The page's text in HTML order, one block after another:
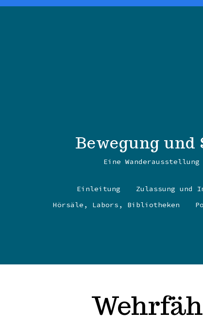
Zum
Bewegung
Eine
Einleitung Zulassung und
Hörsäle, Labors, Bibliotheken